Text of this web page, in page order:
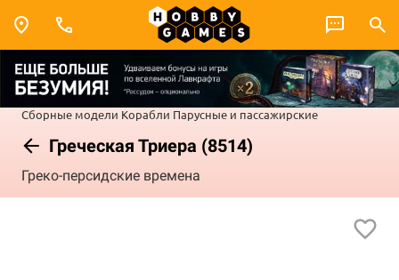
Сборные модели Корабли Парусные и пассажирские
Греческая Триера (8514)
Греко-персидские времена